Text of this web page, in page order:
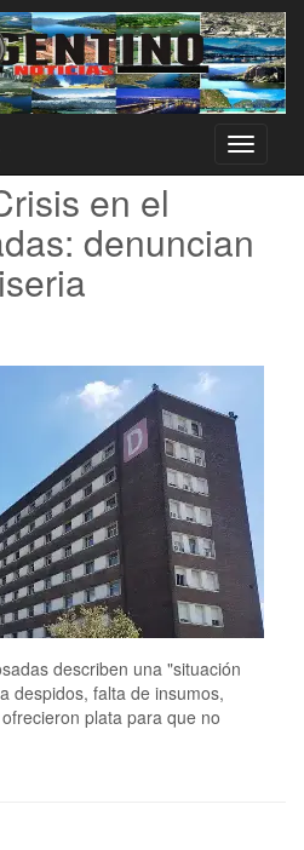
Toggle
en el
denuncian
describen una "situación
despidos, falta de insumos,
plata para que no